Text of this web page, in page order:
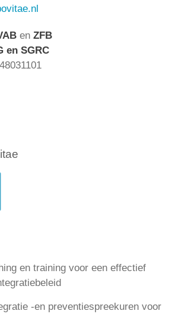
en ZFB
en SGRC
en training voor een effectief
-en preventiespreekuren voor